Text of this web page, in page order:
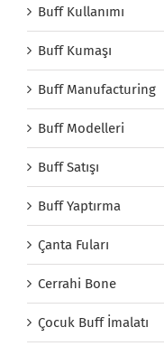
Buff Kullanımı
Buff Kumaşı
Buff Manufacturing
Buff Modelleri
Buff Satışı
Buff Yaptırma
Çanta Fuları
Cerrahi Bone
Çocuk Buff İmalatı